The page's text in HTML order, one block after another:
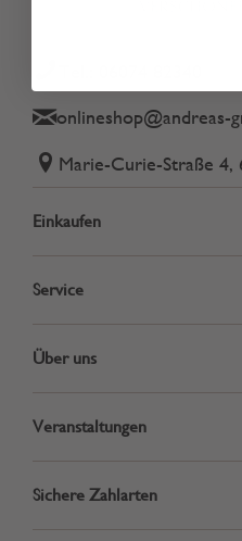
onlineshop@andreas-
Marie-Curie-Straße 4,
Einkaufen
Service
Über uns
Veranstaltungen
Sichere Zahlarten